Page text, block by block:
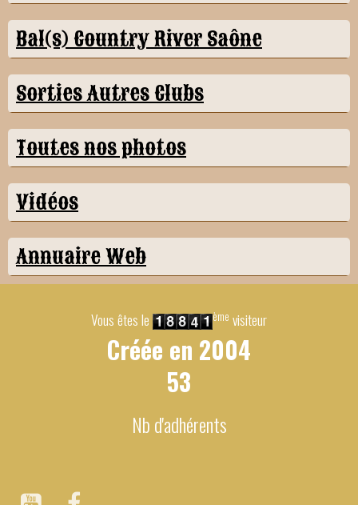
Bal(s) Country River Saône
Sorties Autres Clubs
Toutes nos photos
Vidéos
Annuaire Web
Vous êtes le ème visiteur
Créée en 2004
53
Nb d'adhérents